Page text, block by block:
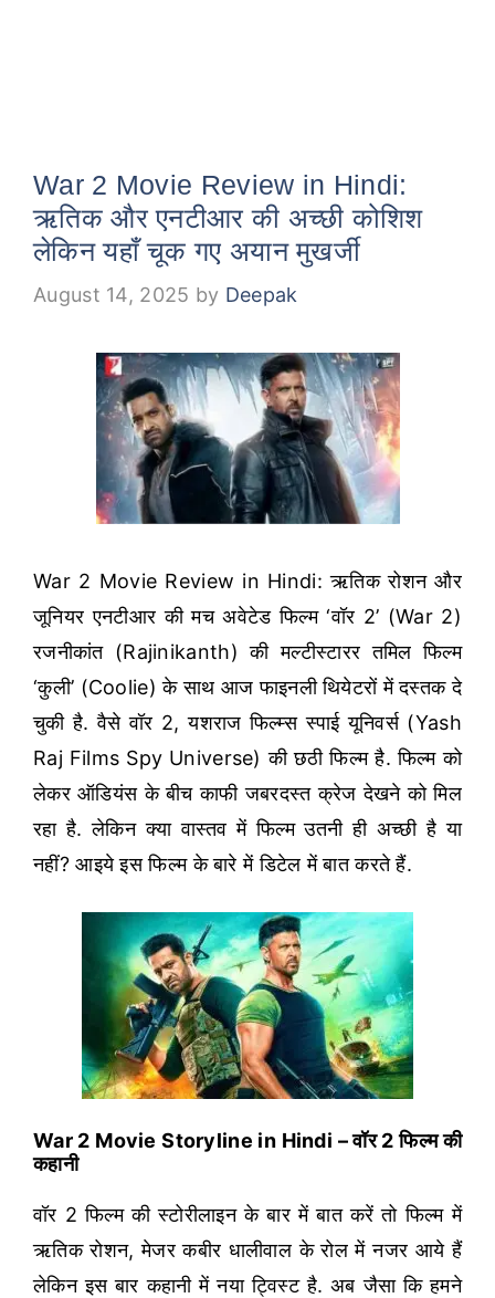
War 2 Movie Review in Hindi:
ऋतिक और एनटीआर की अच्छी कोशिश
लेकिन यहाँ चूक गए अयान मुखर्जी
August 14, 2025 by Deepak
War 2 Movie Review in Hindi: ऋतिक रोशन और
जूनियर एनटीआर की मच अवेटेड फिल्म ‘वॉर 2’ (War 2)
रजनीकांत (Rajinikanth) की मल्टीस्टारर तमिल फिल्म
‘कुली’ (Coolie) के साथ आज फाइनली थियेटरों में दस्तक दे
चुकी है. वैसे वॉर 2, यशराज फिल्म्स स्पाई यूनिवर्स (Yash
Raj Films Spy Universe) की छठी फिल्म है. फिल्म को
लेकर ऑडियंस के बीच काफी जबरदस्त क्रेज देखने को मिल
रहा है. लेकिन क्या वास्तव में फिल्म उतनी ही अच्छी है या
नहीं? आइये इस फिल्म के बारे में डिटेल में बात करते हैं.
War 2 Movie Storyline in Hindi – वॉर 2 फिल्म की
कहानी
वॉर 2 फिल्म की स्टोरीलाइन के बार में बात करें तो फिल्म में
ऋतिक रोशन, मेजर कबीर धालीवाल के रोल में नजर आये हैं
लेकिन इस बार कहानी में नया ट्विस्ट है. अब जैसा कि हमने